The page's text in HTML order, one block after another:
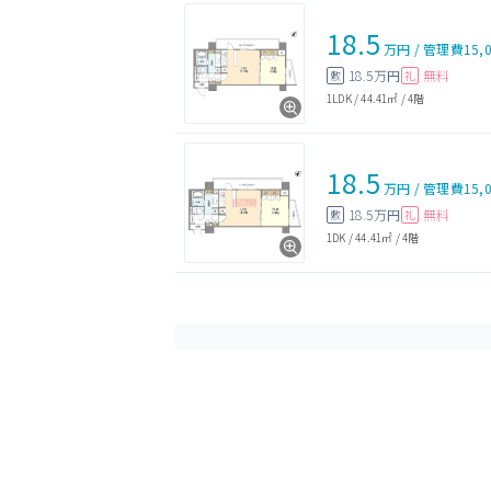
18.5 万円 /管理費
敷 18.5万円 礼 無料
1LDK/44.41㎡ /4階
18.5 万円 /管理費
敷 18.5万円 礼 無料
1DK /44.41㎡ /4階